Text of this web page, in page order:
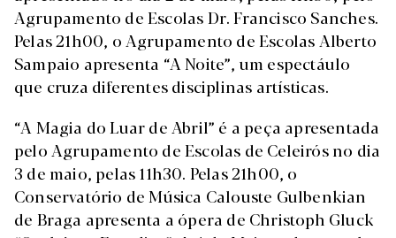
Agrupamento de Escolas Dr. Francisco Sanches.
Pelas 21h00, o Agrupamento de Escolas Alberto
Sampaio apresenta “A Noite”, um espectáulo
que cruza diferentes disciplinas artísticas.
“A Magia do Luar de Abril” é a peça apresentada
pelo Agrupamento de Escolas de Celeirós no dia
3 de maio, pelas 11h30. Pelas 21h00, o
Conservatório de Música Calouste Gulbenkian
de Braga apresenta a ópera de Christoph Gluck